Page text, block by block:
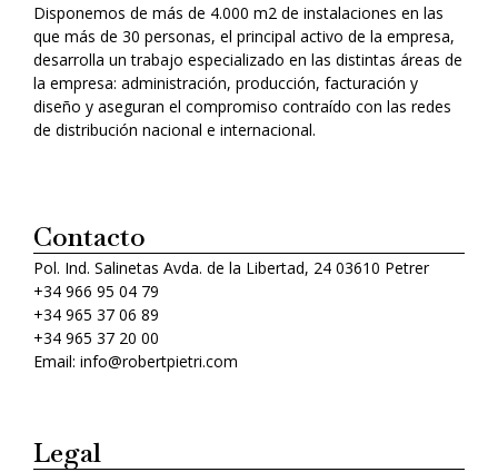
Disponemos de más de 4.000 m2 de instalaciones en las
que más de 30 personas, el principal activo de la empresa,
desarrolla un trabajo especializado en las distintas áreas de
la empresa: administración, producción, facturación y
diseño y aseguran el compromiso contraído con las redes
de distribución nacional e internacional.
Contacto
Pol. Ind. Salinetas Avda. de la Libertad, 24 03610 Petrer
+34 966 95 04 79
+34 965 37 06 89
+34 965 37 20 00
Email: info@robertpietri.com
Legal